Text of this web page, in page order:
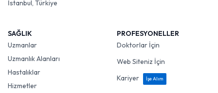
İstanbul, Türkiye
SAĞLIK
Uzmanlar
Uzmanlık Alanları
Hastalıklar
Hizmetler
PROFESYONELLER
Doktorlar İçin
Web Siteniz İçin
Kariyer
İşe Alım